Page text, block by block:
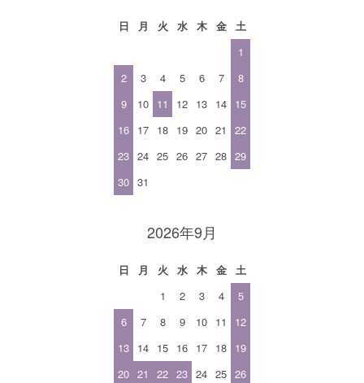
日 月 火 水 木 金
土
1
2
3 4 5 6 7
8
9
10 11 12 13 14 15
16 17 18 19 20 21
22
23 24 25 26 27 28 29
30 31
2026年9月
日 月 火 水 木 金
土
1
2 3 4
5
6
7 8 9 10 11
12
13 14 15 16 17 18 19
20 21 22 23 24 25 26